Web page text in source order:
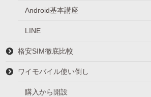
Android基本講座
LINE
格安SIM徹底比較
ワイモバイル使い倒し
購入から開設